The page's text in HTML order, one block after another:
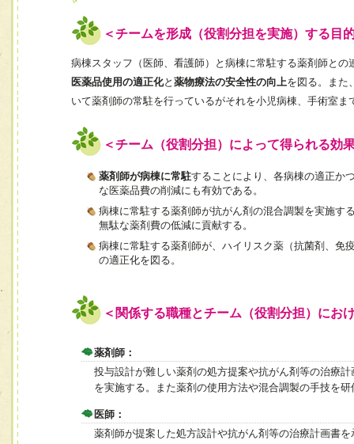
＜チームを形成（役割分担を実施）する目
病棟スタッフ（医師、看護師）と病棟に常駐する薬剤師との
医薬品使用の適正化と 薬物療法の安全性の向上を図る。また
いて薬剤師の常駐を行っているがそれを小児病棟、手術室ま
＜チーム（役割分担）によって得られる効
薬剤師が病棟に常駐することにより、各病棟の適正か
な医薬品費の削減にも有効である。
病棟に常駐する薬剤師が抗がん剤の混合調製を実施す
無駄な薬剤費の低減に貢献する。
病棟に常駐する薬剤師が、ハイリスク薬（抗菌剤、免
の適正化を図る。
＜関係する職種とチーム（役割分担）にお
薬剤師：
投与設計が難しい薬剤の処方提案や抗がん剤等の治療
を実施する。また薬剤の使用方法や混合調製の手技を
医師：
薬剤師が提案した処方設計や抗がん剤等の治療計画書